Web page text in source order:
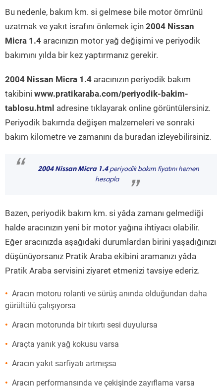
Bu nedenle, bakım km. si gelmese bile motor ömrünü
uzatmak ve yakıt israfını önlemek için 2004 Nissan
Micra 1.4 aracınızın motor yağ değişimi ve periyodik
bakımını yılda bir kez yaptırmanız gerekir.
2004 Nissan Micra 1.4 aracınızın periyodik bakım
takibini www.pratikaraba.com/periyodik-bakim-
tablosu.html adresine tıklayarak online görüntülersiniz.
Periyodik bakımda değişen malzemeleri ve sonraki
bakım kilometre ve zamanını da buradan izleyebilirsiniz.
“ 2004 Nissan Micra 1.4periyodik bakım fiyatını hemen
hesapla
”
Bazen, periyodik bakım km. si yâda zamanı gelmediği
halde aracınızın yeni bir motor yağına ihtiyacı olabilir.
Eğer aracınızda aşağıdaki durumlardan birini yaşadığınızı
düşünüyorsanız Pratik Araba ekibini aramanızı yâda
Pratik Araba servisini ziyaret etmenizi tavsiye ederiz.
Aracın motoru rolanti ve sürüş anında olduğundan daha
gürültülü çalışıyorsa
Aracın motorunda bir tıkırtı sesi duyulursa
Araçta yanık yağ kokusu varsa
Aracın yakıt sarfiyatı artmışsa
Aracın performansında ve çekişinde zayıflama varsa